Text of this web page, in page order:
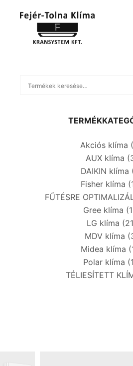
Akciós klíma
AUX klíma
DAIKIN klíma
Fisher klíma
FŰTÉSRE
Gree klíma
LG klíma
MDV klíma
Midea klíma
Polar klíma
TÉLIESÍTETT